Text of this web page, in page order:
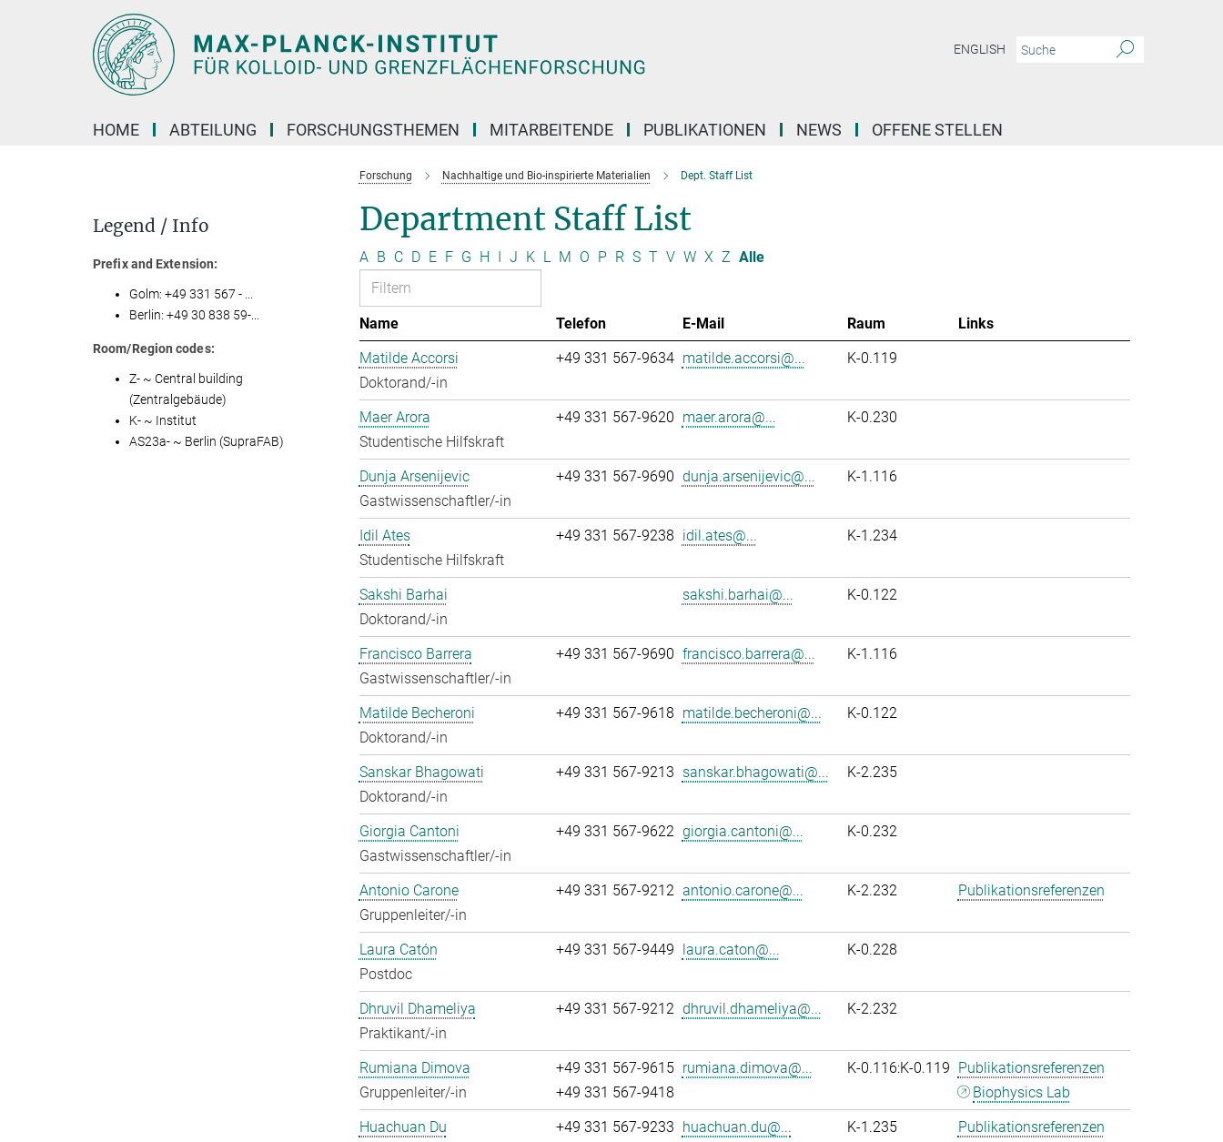
ENGLISH
HOME ABTEILUNG FORSCHUNGSTHEMEN MITARBEITENDE PUBLIKATIONEN NEWS OFFENE STELLEN
Forschung Nachhaltige und Bio-inspirierte Materialien Dept. Staff List
Department Staff List
A B C D E F G H I J K L M O P R S T V W X Z Alle
Name Telefon E-Mail Raum
Links
Matilde Accorsi
Doktorand/-in
+49 331 567-9634 matilde.accorsi@... K-0.119
Maer Arora
Studentische Hilfskraft
+49 331 567-9620 maer.arora@... K-0.230
Dunja Arsenijevic
Gastwissenschaftler/-in
+49 331 567-9690 dunja.arsenijevic@... K-1.116
Idil Ates
Studentische Hilfskraft
+49 331 567-9238 idil.ates@... K-1.234
Sakshi Barhai
Doktorand/-in
sakshi.barhai@... K-0.122
Francisco Barrera
Gastwissenschaftler/-in
+49 331 567-9690 francisco.barrera@... K-1.116
Matilde Becheroni
Doktorand/-in
+49 331 567-9618 matilde.becheroni@... K-0.122
Sanskar Bhagowati
Doktorand/-in
+49 331 567-9213 sanskar.bhagowati@... K-2.235
Giorgia Cantoni
Gastwissenschaftler/-in
+49 331 567-9622 giorgia.cantoni@... K-0.232
Antonio Carone
Gruppenleiter/-in
+49 331 567-9212 antonio.carone@... K-2.232 Publikationsreferenzen
Laura Catón
Postdoc
+49 331 567-9449 laura.caton@... K-0.228
Dhruvil Dhameliya
Praktikant/-in
+49 331 567-9212 dhruvil.dhameliya@... K-2.232
Rumiana Dimova
Gruppenleiter/-in
+49 331 567-9615
+49 331 567-9418
rumiana.dimova@... K-0.116:K-0.119 Publikationsreferenzen
Biophysics Lab
Huachuan Du
+49 331 567-9233 huachuan.du@... K-1.235 Publikationsreferenzen
Legend / Info
Prefix and Extension:
Golm: +49 331 567 - ...
Berlin: +49 30 838 59-...
Room/Region codes:
Z- ~ Central building
(Zentralgebäude)
K- ~ Institut
AS23a- ~ Berlin (SupraFAB)